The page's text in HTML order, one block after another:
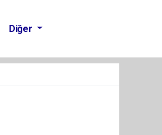
Diğer